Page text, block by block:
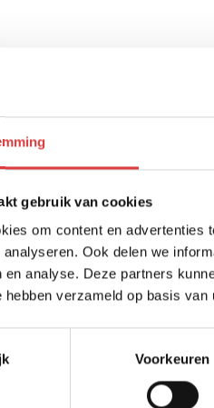
gebruik van cookies
om content en
Ook delen we
en analyse. Deze partners
verzameld op basis
Voorkeuren
+ HOUDER
info